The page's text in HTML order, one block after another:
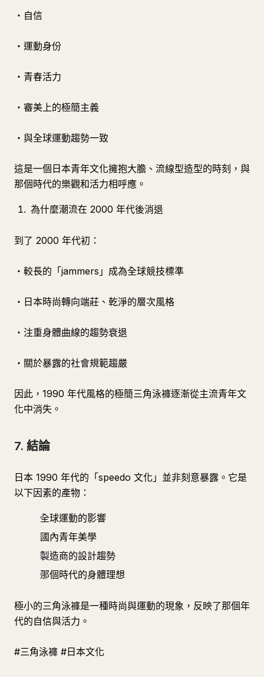
・自信
・運動身份
・青春活力
・審美上的極簡主義
・與全球運動趨勢一致
這是一個日本青年文化擁抱大膽、流線型造型的時刻，與
那個時代的樂觀和活力相呼應。
為什麼潮流在 2000 年代後消退
到了 2000 年代初：
・較長的「jammers」成為全球競技標準
・日本時尚轉向端莊、乾淨的層次風格
・注重身體曲線的趨勢衰退
・關於暴露的社會規範趨嚴
因此，1990 年代風格的極簡三角泳褲逐漸從主流青年文
化中消失。
7. 結論
日本 1990 年代的「speedo 文化」並非刻意暴露。它是
以下因素的產物：
全球運動的影響
國內青年美學
製造商的設計趨勢
那個時代的身體理想
極小的三角泳褲是一種時尚與運動的現象，反映了那個年
代的自信與活力。
#三角泳褲 #日本文化